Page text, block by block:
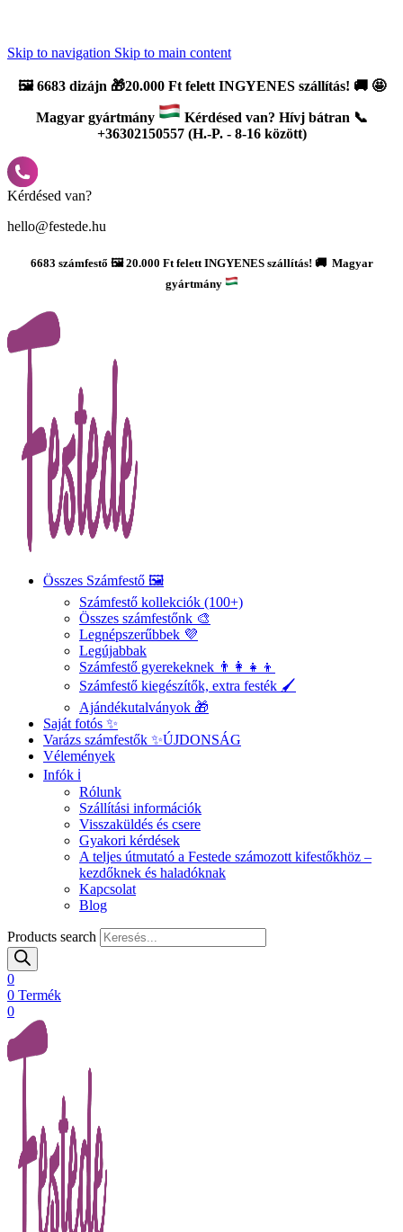
Skip to navigation Skip to main content
🖼️6683 dizájn 🎁20.000 Ft felett INGYENES szállítás! 🚚 🤩
Magyar gyártmány
Kérdésed van? Hívj bátran 📞
+36302150557 (H.-P. - 8-16 között)
Kérdésed van?
hello@festede.hu
6683 számfestő 🖼️ 20.000 Ft felett INGYENES szállítás! 🚚 Magyar
gyártmány
Összes Számfestő 🖼️
Számfestő kollekciók (100+)
Összes számfestőnk 🎨
Legnépszerűbbek 💜
Legújabbak
Számfestő gyerekeknek 👨‍👩‍👧‍👦
Számfestő kiegészítők, extra festék 🖌️
Ajándékutalványok 🎁
Saját fotós ✨
Varázs számfestők ✨ÚJDONSÁG
Vélemények
Infók ℹ️
Rólunk
Szállítási információk
Visszaküldés és csere
Gyakori kérdések
A teljes útmutató a Festede számozott kifestőkhöz –
kezdőknek és haladóknak
Kapcsolat
Blog
Products search
0
0 Termék
0